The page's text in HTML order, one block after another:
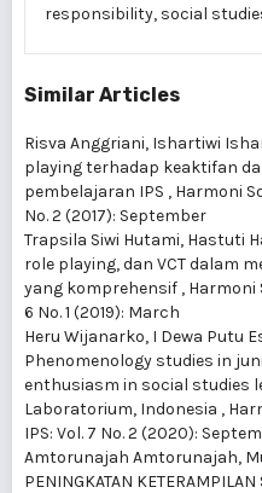
responsibility, social
Similar Articles
Risva Anggriani, Ishartiwi
playing terhadap keaktifan
pembelajaran IPS , Harmoni
No. 2 (2017): September
Trapsila Siwi Hutami, Hastuti
role playing, dan VCT dalam
yang komprehensif , Harmoni
6 No. 1 (2019): March
Heru Wijanarko, I Dewa Putu
Phenomenology studies in
enthusiasm in social studies
Laboratorium, Indonesia ,
IPS: Vol. 7 No. 2 (2020):
Amtorunajah Amtorunajah,
PENINGKATAN